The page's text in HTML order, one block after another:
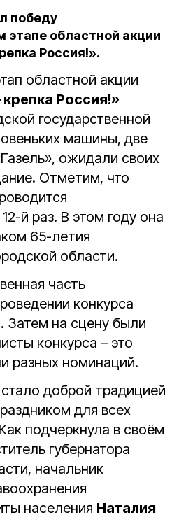
победу
этапе областной акции
Россия!».
областной акции
Россия!»
государственной
машины, две
ожидали своих
Отметим, что
й раз. В этом году она
65-летия
области.
часть
конкурса
Затем на сцену были
конкурса – это
разных номинаций.
доброй традицией
для всех
подчеркнула в своём
губернатора
начальник
населения Наталия